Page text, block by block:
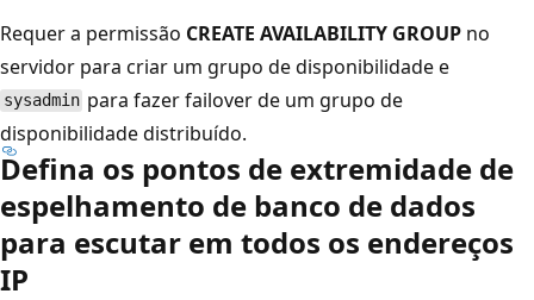
Requer a permissão CREATE AVAILABILITY GROUP no
servidor para criar um grupo de disponibilidade e
sysadmin para fazer failover de um grupo de
disponibilidade distribuído.
Defina os pontos de extremidade de
espelhamento de banco de dados
para escutar em todos os endereços
IP